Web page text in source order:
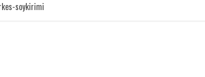
soykirimi